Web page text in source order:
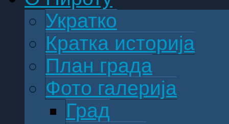
Укратко
Кратка историја
План града
Фото галерија
Град